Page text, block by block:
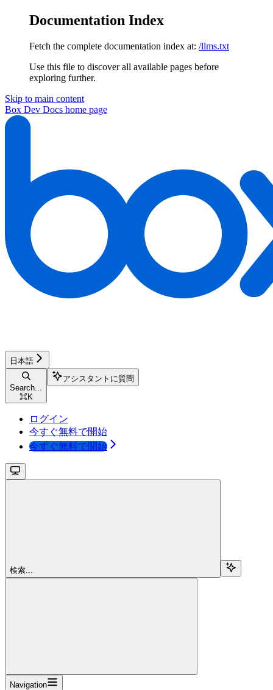
Documentation Index
Fetch the complete documentation index at: /llms.txt
Use this file to discover all available pages before
exploring further.
Skip to main content
Box Dev Docs home page
日本語
Search...
⌘K
アシスタントに質問
ログイン
今すぐ無料で開始
今すぐ無料で開始
検索...
Navigation